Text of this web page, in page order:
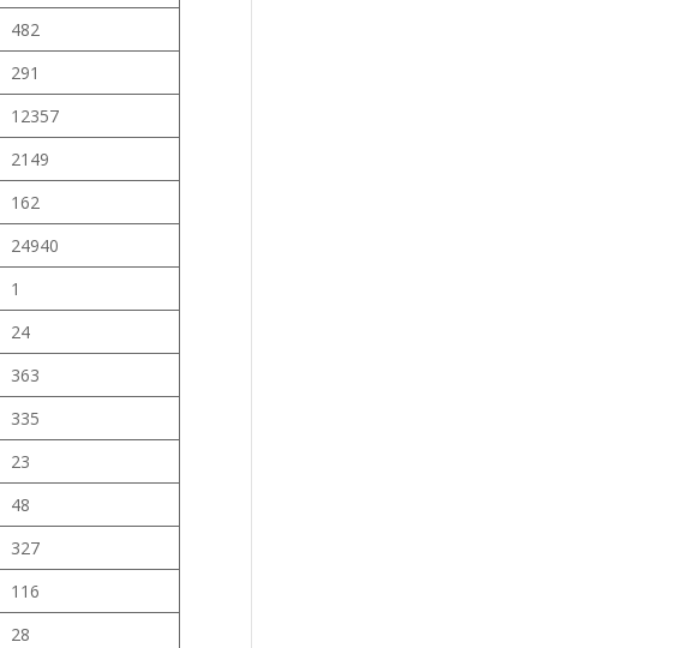
482
291
12357
2149
162
24940
1
24
363
335
23
48
327
116
28